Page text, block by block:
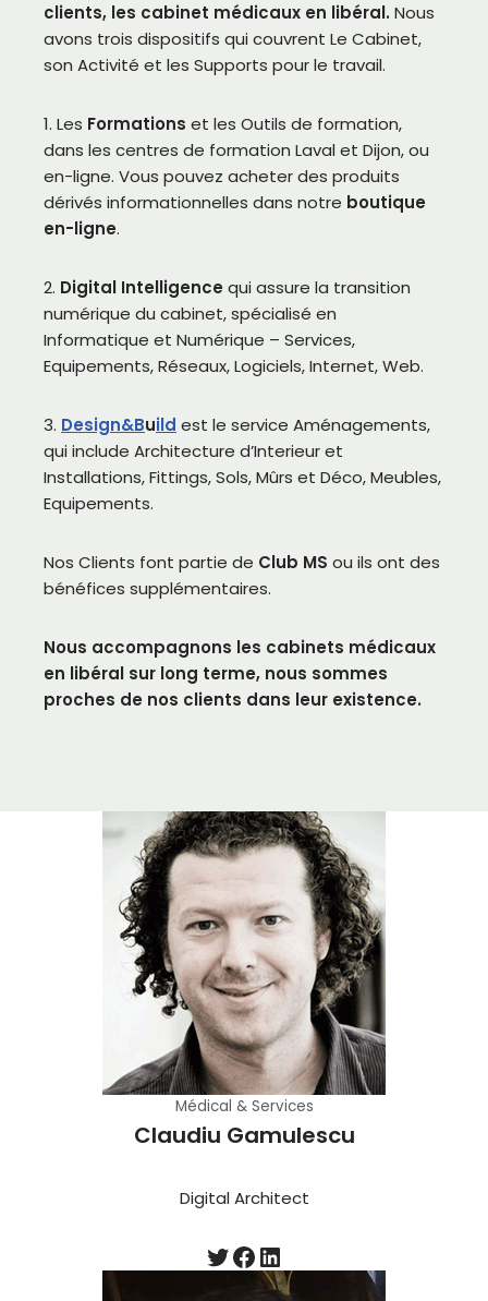
clients, les cabinet médicaux en libéral. Nous
avons trois dispositifs qui couvrent Le Cabinet,
son Activité et les Supports pour le travail.
1. Les Formations et les Outils de formation,
dans les centres de formation Laval et Dijon, ou
en-ligne. Vous pouvez acheter des produits
dérivés informationnelles dans notre boutique
en-ligne.
2. Digital Intelligence qui assure la transition
numérique du cabinet, spécialisé en
Informatique et Numérique – Services,
Equipements, Réseaux, Logiciels, Internet, Web.
3. Design&Build est le service Aménagements,
qui include Architecture d’Interieur et
Installations, Fittings, Sols, Mûrs et Déco, Meubles,
Equipements.
Nos Clients font partie de Club MS ou ils ont des
bénéfices supplémentaires.
Nous accompagnons les cabinets médicaux
en libéral sur long terme, nous sommes
proches de nos clients dans leur existence.
Médical & Services
Claudiu Gamulescu
Digital Architect